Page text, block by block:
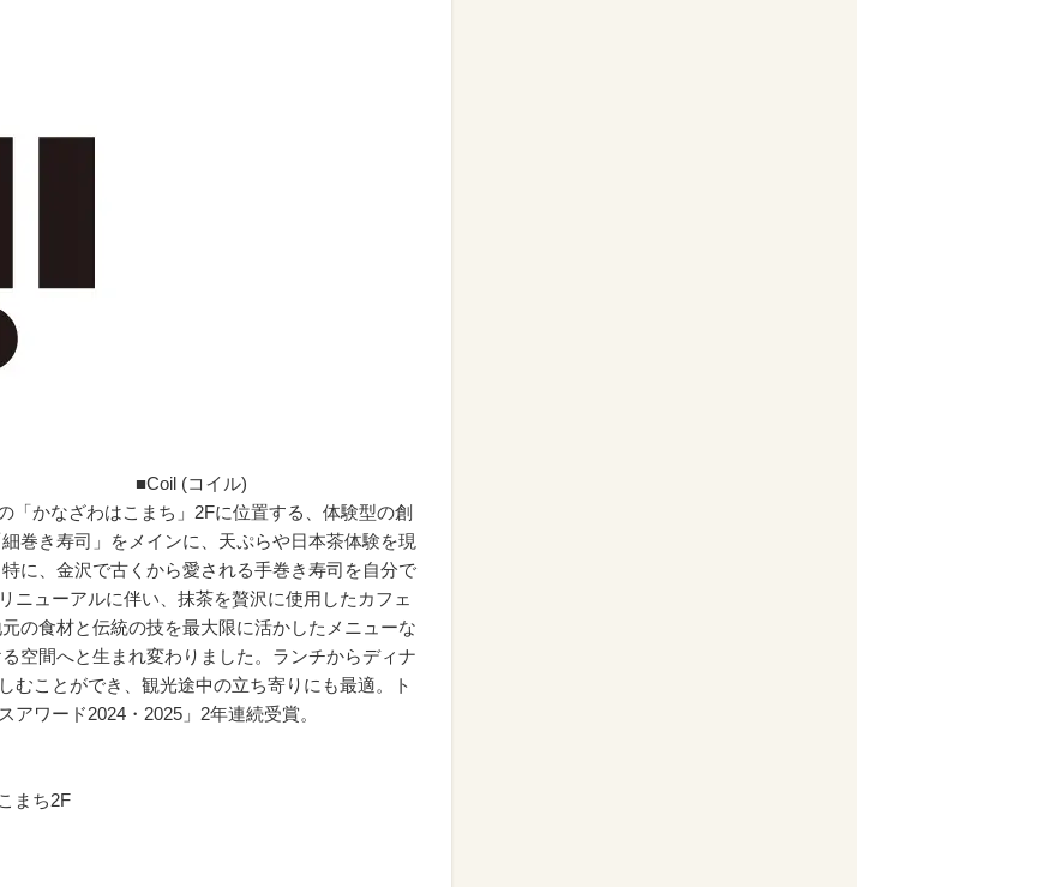
■Coil (コイル)
「かなざわはこまち」2Fに位置する、体験型の創
巻き寿司」をメインに、天ぷらや日本茶体験を現
に、金沢で古くから愛される手巻き寿司を自分で
ニューアルに伴い、抹茶を贅沢に使用したカフェ
の食材と伝統の技を最大限に活かしたメニューな
空間へと生まれ変わりました。ランチからディナ
むことができ、観光途中の立ち寄りにも最適。ト
ワード2024・2025」2年連続受賞。
まち2F